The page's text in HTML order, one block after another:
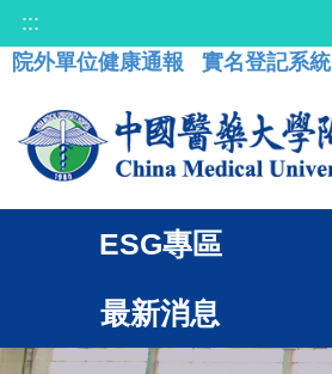
:::
院外單位健康通報
實名登記系統
ESG專區
最新消息